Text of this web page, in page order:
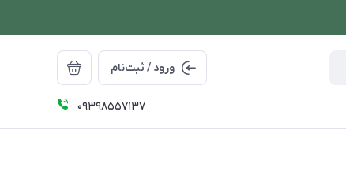
ورود / ثبت‌نام
09398557137